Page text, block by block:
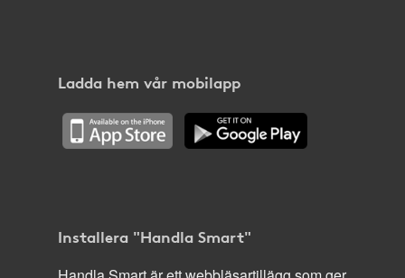
Ladda hem vår mobilapp
Installera "Handla Smart"